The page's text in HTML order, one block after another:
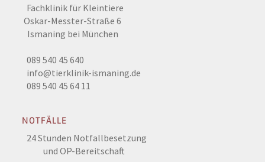
Fachklinik für Kleintiere
Oskar-Messter-Straße 6
Ismaning bei München
089 540 45 640
info@tierklinik-ismaning.de
089 540 45 64 11
NOTFÄLLE
24 Stunden Notfallbesetzung
und OP-Bereitschaft